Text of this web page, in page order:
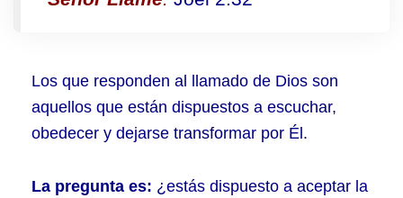
Los que responden al llamado de Dios son
aquellos que están dispuestos a escuchar,
obedecer y dejarse transformar por Él.
La pregunta es: ¿estás dispuesto a aceptar la